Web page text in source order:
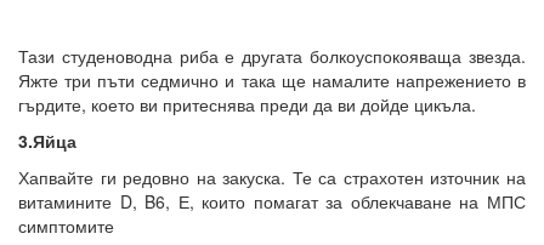
Тази студеноводна риба е другата болкоуспокояваща звезда.
Яжте три пъти седмично и така ще намалите напрежението в
гърдите, което ви притеснява преди да ви дойде цикъла.
3.Яйца
Хапвайте ги редовно на закуска. Те са страхотен източник на
витамините D, B6, Е, които помагат за облекчаване на МПС
симптомите